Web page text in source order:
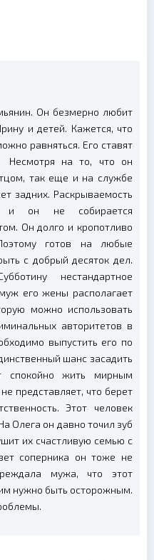
Он безмерно любит
и детей. Кажется, что
равняться. Его ставят
на то, что он
так еще и на службе
задних. Раскрываемость
и он не собирается
Он долго и кропотливо
готов на любые
с добрый десяток дел.
нестандартное
его жены располагает
можно использовать
авторитетов в
выпустить его по
шанс засадить
жить мирным
представляет, что берет
Этот человек
Олега он давно точил зуб
их счастливую семью с
соперника он тоже не
мужа, что этот
нужно быть осторожным.